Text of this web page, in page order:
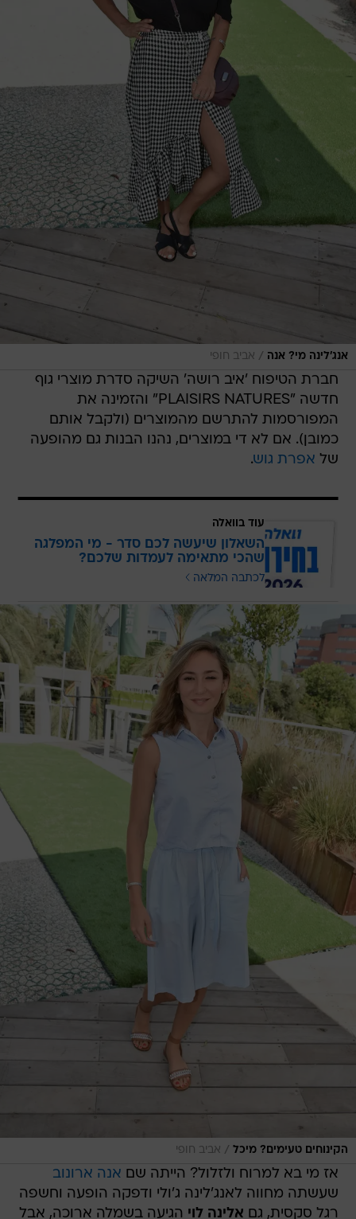
אנג'לינה מי? אנה / אביב חופי
חברת הטיפוח 'איב רושה' השיקה סדרת מוצרי גוף
חדשה "PLAISIRS NATURES" והזמינה את
המפורסמות להתרשם מהמוצרים (ולקבל אותם
כמובן). אם לא די במוצרים, נהנו הבנות גם מהופעה
של אפרת גוש.
עוד בוואלה
השאלון שיעשה לכם סדר - מי המפלגה
שהכי מתאימה לעמדות שלכם?
לכתבה המלאה
הקינוחים טעימים? מיכל / אביב חופי
אז מי בא למרוח ולזלול? הייתה שם אנה ארונוב
שעשתה מחווה לאנג'לינה ג'ולי ודפקה הופעה וחשפה
רגל סקסית, גם אלינה לוי הגיעה בשמלה ארוכה, אבל